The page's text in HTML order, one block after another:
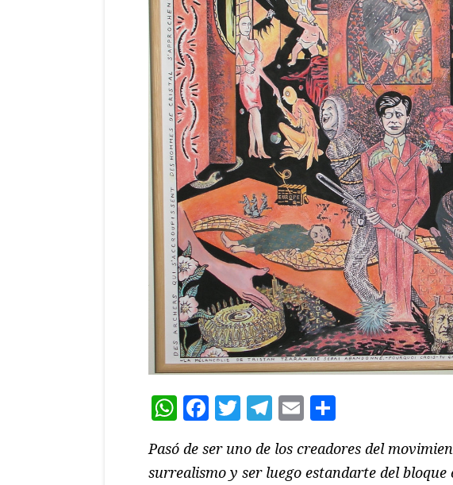
WhatsApp
Facebook
Twitter
Telegram
Email
Pasó de ser uno de los creadores del
surrealismo y ser luego estandarte del